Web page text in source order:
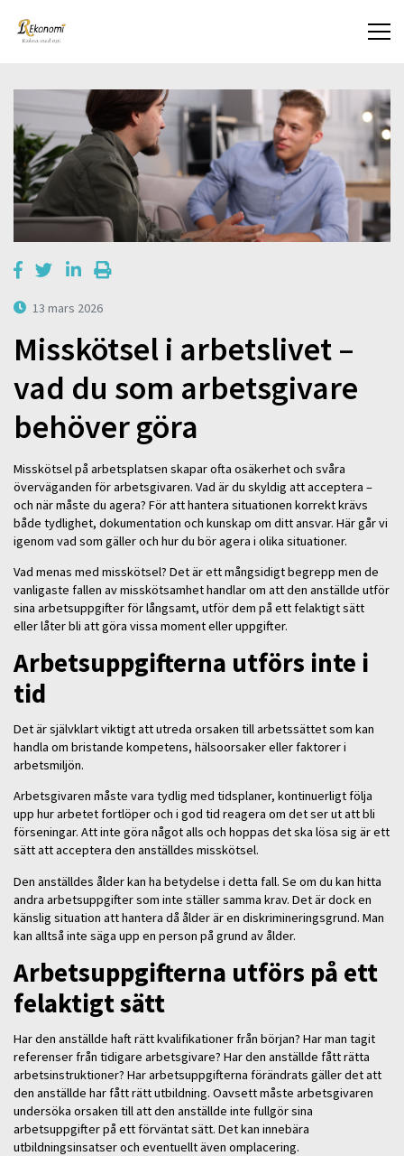
13 mars 2026
Misskötsel i arbetslivet –
vad du som arbetsgivare
behöver göra
Misskötsel på arbetsplatsen skapar ofta osäkerhet och svåra
överväganden för arbetsgivaren. Vad är du skyldig att acceptera –
och när måste du agera? För att hantera situationen korrekt krävs
både tydlighet, dokumentation och kunskap om ditt ansvar. Här går vi
igenom vad som gäller och hur du bör agera i olika situationer.
Vad menas med misskötsel? Det är ett mångsidigt begrepp men de
vanligaste fallen av misskötsamhet handlar om att den anställde utför
sina arbetsuppgifter för långsamt, utför dem på ett felaktigt sätt
eller låter bli att göra vissa moment eller uppgifter.
Arbetsuppgifterna utförs inte i
tid
Det är självklart viktigt att utreda orsaken till arbetssättet som kan
handla om bristande kompetens, hälsoorsaker eller faktorer i
arbetsmiljön.
Arbetsgivaren måste vara tydlig med tidsplaner, kontinuerligt följa
upp hur arbetet fortlöper och i god tid reagera om det ser ut att bli
förseningar. Att inte göra något alls och hoppas det ska lösa sig är ett
sätt att acceptera den anställdes misskötsel.
Den anställdes ålder kan ha betydelse i detta fall. Se om du kan hitta
andra arbetsuppgifter som inte ställer samma krav. Det är dock en
känslig situation att hantera då ålder är en diskrimineringsgrund. Man
kan alltså inte säga upp en person på grund av ålder.
Arbetsuppgifterna utförs på ett
felaktigt sätt
Har den anställde haft rätt kvalifikationer från början? Har man tagit
referenser från tidigare arbetsgivare? Har den anställde fått rätta
arbetsinstruktioner? Har arbetsuppgifterna förändrats gäller det att
den anställde har fått rätt utbildning. Oavsett måste arbetsgivaren
undersöka orsaken till att den anställde inte fullgör sina
arbetsuppgifter på ett förväntat sätt. Det kan innebära
utbildningsinsatser och eventuellt även omplacering.